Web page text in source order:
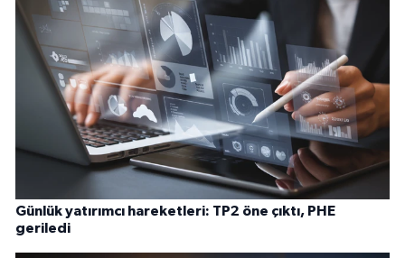
Günlük yatırımcı hareketleri: TP2 öne çıktı, PHE
geriledi